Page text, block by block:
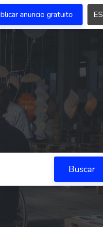
anuncio gratuito ES
Buscar